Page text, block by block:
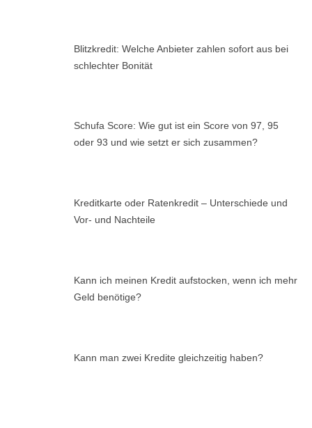
Blitzkredit: Welche Anbieter zahlen sofort aus bei
schlechter Bonität
Schufa Score: Wie gut ist ein Score von 97, 95
oder 93 und wie setzt er sich zusammen?
Kreditkarte oder Ratenkredit – Unterschiede und
Vor- und Nachteile
Kann ich meinen Kredit aufstocken, wenn ich mehr
Geld benötige?
Kann man zwei Kredite gleichzeitig haben?